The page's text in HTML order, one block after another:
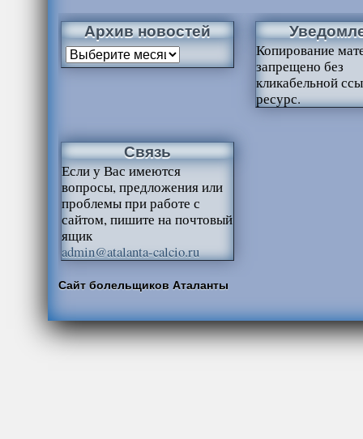
Архив новостей
Копирование
запрещено без
кликабельной
ресурс.
Связь
Если у Вас имеются
вопросы, предложения или
проблемы при работе с
сайтом, пишите на почтовый
ящик
admin@atalanta-calcio.ru
Сайт болельщиков Аталанты